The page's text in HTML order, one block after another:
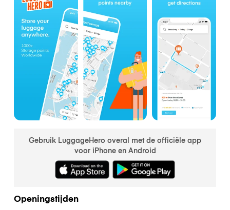
Gebruik LuggageHero overal met de officiële app
voor iPhone en Android
Openingstijden